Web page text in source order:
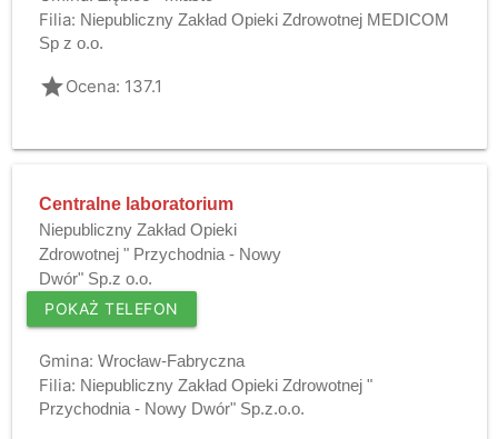
Filia: Niepubliczny Zakład Opieki Zdrowotnej MEDICOM
Sp z o.o.
gradeOcena: 137.1
Centralne laboratorium
Niepubliczny Zakład Opieki
Zdrowotnej " Przychodnia - Nowy
Dwór" Sp.z o.o.
POKAŻ TELEFON
Gmina: Wrocław-Fabryczna
Filia: Niepubliczny Zakład Opieki Zdrowotnej "
Przychodnia - Nowy Dwór" Sp.z.o.o.